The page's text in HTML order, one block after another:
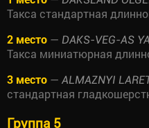
Такса стандартная
2 место — DAKS-VEG-AS
Такса миниатюрная
3 место — ALMAZNYI
стандартная
Группа 5